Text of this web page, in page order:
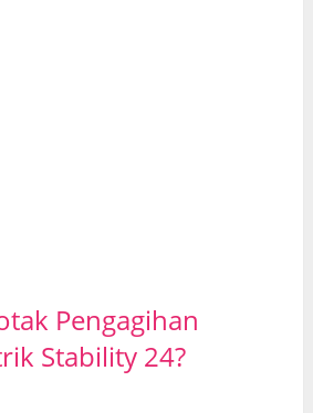
Pengagihan
Stability 24?